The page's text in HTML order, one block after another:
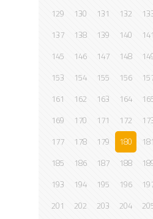
129
130 131 132
137
138 139 140 141
145
146 147 148
153
154 155 156
161
162 163 164
169
170 171 172
177
178 179 180 181
185
186 187 188
193
194 195 196
201
202 203 204